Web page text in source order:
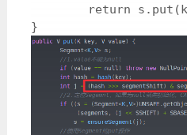
return s.put(key,
}